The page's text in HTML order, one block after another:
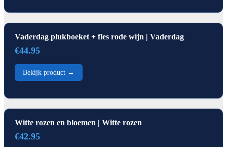
Vaderdag plukboeket + fles rode wijn | Vaderdag
€44.95
Bekijk product →
Witte rozen en bloemen | Witte rozen
€42.95